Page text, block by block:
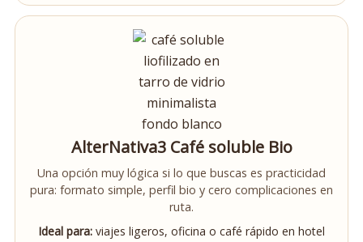
AlterNativa3 Café soluble Bio
Una opción muy lógica si lo que buscas es practicidad
pura: formato simple, perfil bio y cero complicaciones en
ruta.
Ideal para: viajes ligeros, oficina o café rápido en hotel